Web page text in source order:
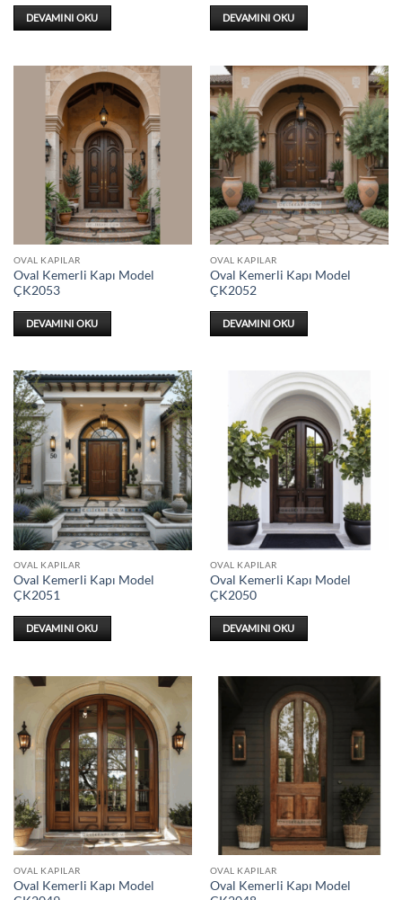
DEVAMINI OKU DEVAMINI OKU
OVAL KAPILAR
Oval Kemerli Kapı Model
ÇK2053
DEVAMINI OKU
OVAL KAPILAR
Oval Kemerli Kapı Model
ÇK2052
DEVAMINI OKU
OVAL KAPILAR
Oval Kemerli Kapı Model
ÇK2051
DEVAMINI OKU
OVAL KAPILAR
Oval Kemerli Kapı Model
ÇK2050
DEVAMINI OKU
OVAL KAPILAR
Oval Kemerli Kapı Model
OVAL KAPILAR
Oval Kemerli Kapı Model